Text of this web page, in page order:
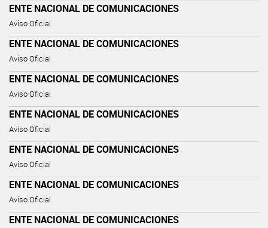
ENTE NACIONAL DE COMUNICACIONES
Aviso Oficial
ENTE NACIONAL DE COMUNICACIONES
Aviso Oficial
ENTE NACIONAL DE COMUNICACIONES
Aviso Oficial
ENTE NACIONAL DE COMUNICACIONES
Aviso Oficial
ENTE NACIONAL DE COMUNICACIONES
Aviso Oficial
ENTE NACIONAL DE COMUNICACIONES
Aviso Oficial
ENTE NACIONAL DE COMUNICACIONES